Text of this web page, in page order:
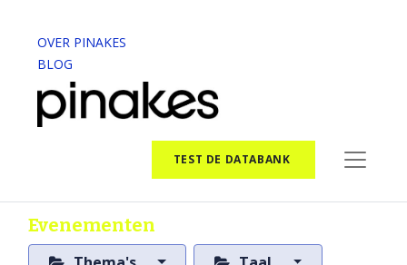
OVER PINAKES
BLOG
TEST DE DATABANK
Evenementen